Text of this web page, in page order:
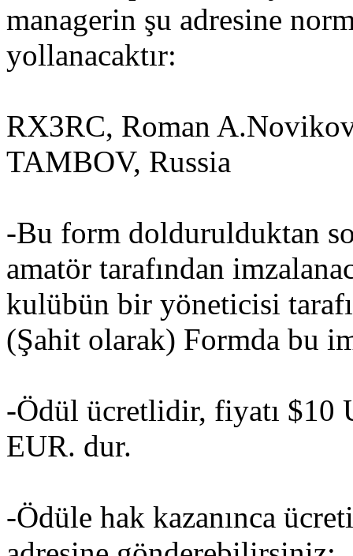
managerin şu adresine
yollanacaktır:
RX3RC, Roman
TAMBOV, Russia
-Bu form doldurulduktan
amatör tarafından
kulübün bir yöneticisi
(Şahit olarak) Formda bu
-Ödül ücretlidir, fiyatı $10
EUR. dur.
-Ödüle hak kazanınca